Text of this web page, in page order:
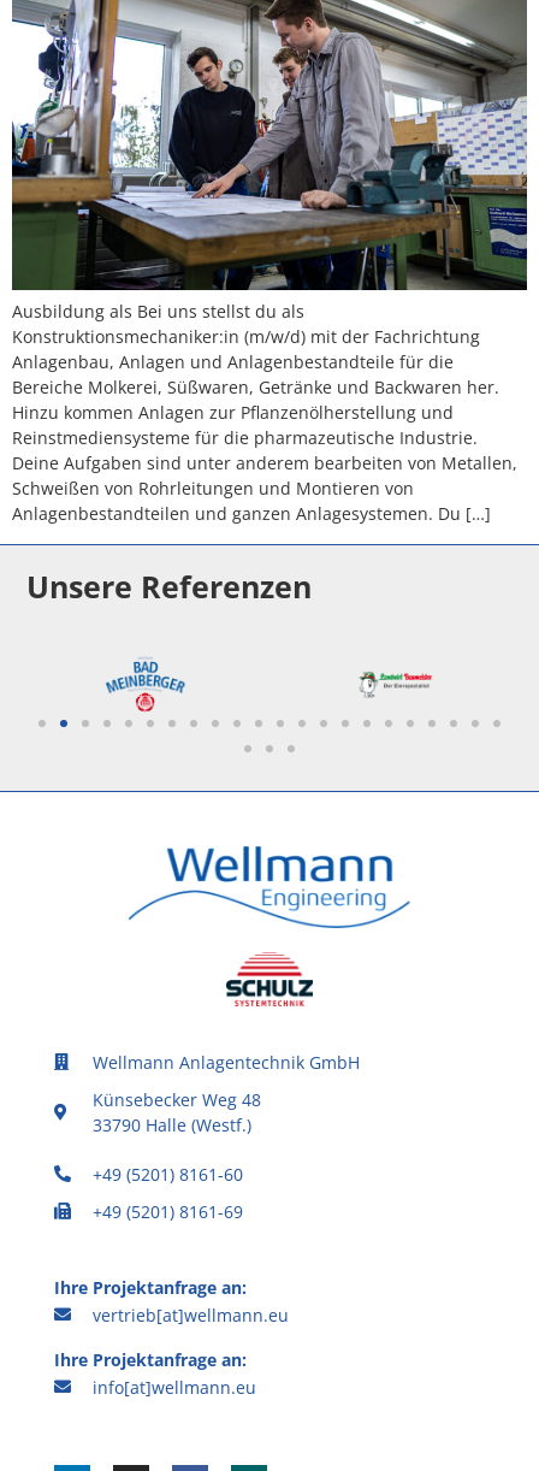
Ausbildung als Bei uns stellst du als
Konstruktionsmechaniker:in (m/w/d) mit der Fachrichtung
Anlagenbau, Anlagen und Anlagenbestandteile für die
Bereiche Molkerei, Süßwaren, Getränke und Backwaren her.
Hinzu kommen Anlagen zur Pflanzenölherstellung und
Reinstmediensysteme für die pharmazeutische Industrie.
Deine Aufgaben sind unter anderem bearbeiten von Metallen,
Schweißen von Rohrleitungen und Montieren von
Anlagenbestandteilen und ganzen Anlagesystemen. Du […]
Unsere Referenzen
Wellmann Anlagentechnik GmbH
Künsebecker Weg 48
33790 Halle (Westf.)
+49 (5201) 8161-60
+49 (5201) 8161-69
Ihre Projektanfrage an:
vertrieb[at]wellmann.eu
Ihre Projektanfrage an:
info[at]wellmann.eu